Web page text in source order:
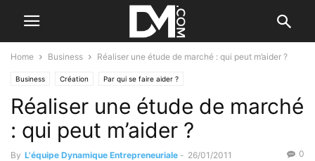
Home Business Réaliser une étude de marché : qui peut m’aider ?
Business Création Par qui se faire aider ?
Réaliser une étude de marché
: qui peut m’aider ?
By L'équipe Dynamique Entrepreneuriale - 26/01/2011 0